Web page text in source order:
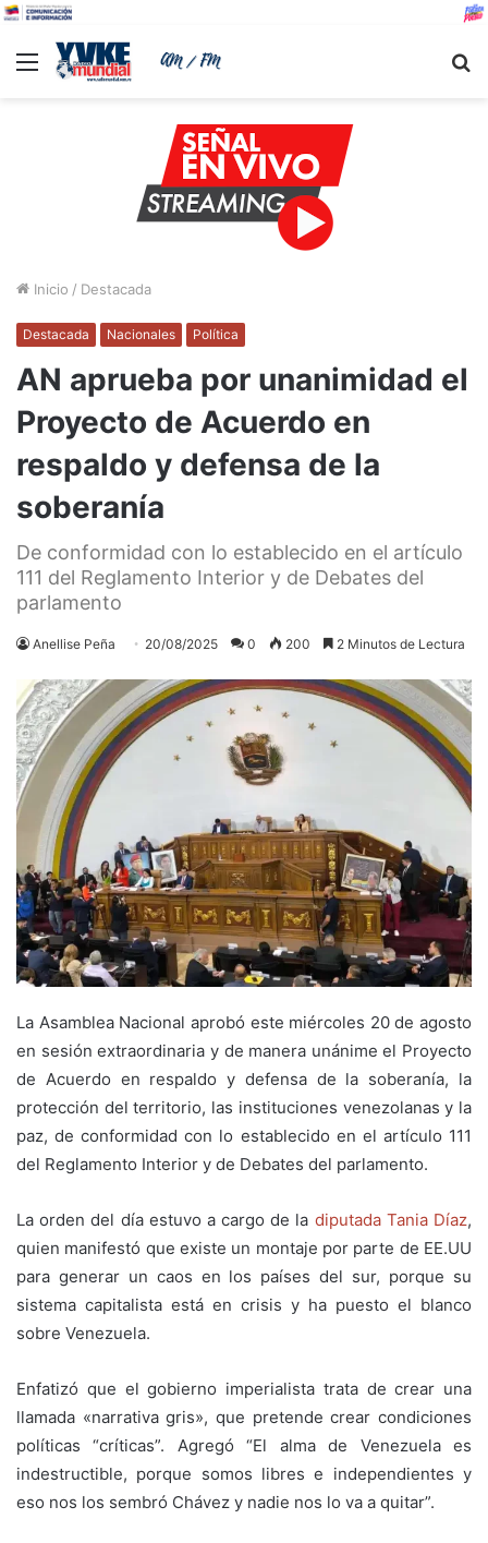
Menu
Inicio / Destacada
Destacada Nacionales Política
AN aprueba por unanimidad el
Proyecto de Acuerdo en
respaldo y defensa de la
soberanía
De conformidad con lo establecido en el artículo
111 del Reglamento Interior y de Debates del
parlamento
Anellise Peña 20/08/2025 0 200 2 Minutos de Lectura
La Asamblea Nacional aprobó este miércoles 20 de agosto
en sesión extraordinaria y de manera unánime el Proyecto
de Acuerdo en respaldo y defensa de la soberanía, la
protección del territorio, las instituciones venezolanas y la
paz, de conformidad con lo establecido en el artículo 111
del Reglamento Interior y de Debates del parlamento.
La orden del día estuvo a cargo de la diputada Tania Díaz,
quien manifestó que existe un montaje por parte de EE.UU
para generar un caos en los países del sur, porque su
sistema capitalista está en crisis y ha puesto el blanco
sobre Venezuela.
Enfatizó que el gobierno imperialista trata de crear una
llamada «narrativa gris», que pretende crear condiciones
políticas “críticas”. Agregó “El alma de Venezuela es
indestructible, porque somos libres e independientes y
eso nos los sembró Chávez y nadie nos lo va a quitar”.